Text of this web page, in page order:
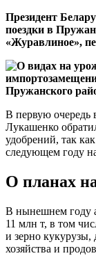
Президент
поездки в
«Журавлиное»,
В первую очередь
Лукашенко
удобрений, так
следующем году
О планах
В нынешнем году
11 млн т, в том
и зерно кукурузы,
хозяйства и